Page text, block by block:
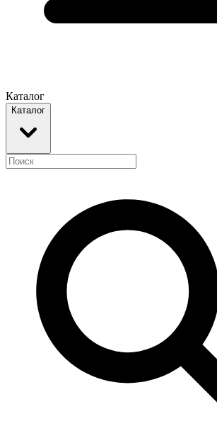
Каталог
Каталог